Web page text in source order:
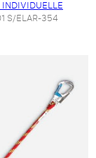
INDIVIDUELLE
S/ELAR-354